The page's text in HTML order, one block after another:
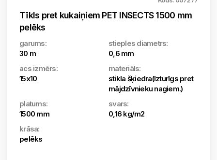
Tīkls pret kukaiņiem PET INSECTS 1500 mm
pelēks
garums:
30 m
stieples diametrs:
0,6 mm
acs izmērs:
15x10
materiāls:
stikla šķiedra(Izturīgs pret
mājdzīvnieku nagiem.)
platums:
1500 mm
svars:
0,16 kg/m2
krāsa:
pelēks